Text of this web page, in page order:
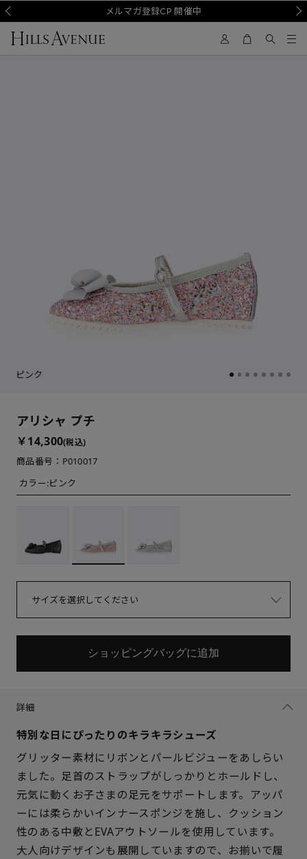
メルマガ登録CP 開催中
ピンク
アリシャ プチ
￥14,300(税込)
商品番号：P010017
カラー:ピンク
サイズを選択してください
ショッピングバッグに追加
詳細
特別な日にぴったりのキラキラシューズ
グリッター素材にリボンとパールビジューをあしらい
ました。足首のストラップがしっかりとホールドし、
元気に動くお子さまの足元をサポートします。アッパ
ーには柔らかいインナースポンジを施し、クッション
性のある中敷とEVAアウトソールを使用しています。
大人向けデザインも展開していますので、お揃いで履